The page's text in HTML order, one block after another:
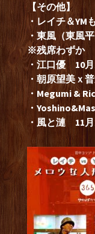
【その他】
・レイチ＆YM
・東風（東風
※残席わずか
・江口優 10月
・朝原望美ｘ
・Megumi &
・
・風と漣 11月